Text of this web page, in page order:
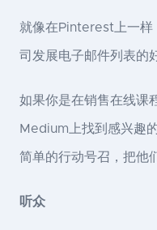
就像在Pinterest上一样
司发展电子邮件列表的
如果你是在销售在线课
Medium上找到感兴趣
简单的行动号召，把他
听众